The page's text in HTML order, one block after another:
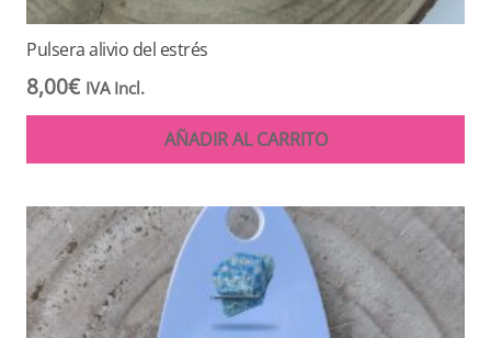
Pulsera alivio del estrés
8,00€ IVA Incl.
AÑADIR AL CARRITO